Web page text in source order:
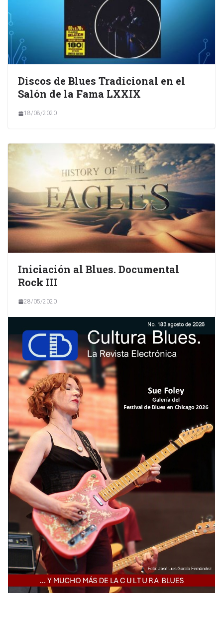
Discos de Blues Tradicional en el
Salón de la Fama LXXIX
18/08/2020
Iniciación al Blues. Documental
Rock III
28/05/2020